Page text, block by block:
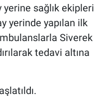
yerine sağlık ekipleri
yerinde yapılan ilk
Siverek
tedavi altına